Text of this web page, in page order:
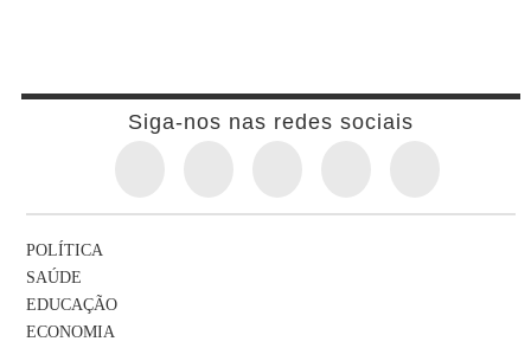
Siga-nos nas redes sociais
POLÍTICA
SAÚDE
EDUCAÇÃO
ECONOMIA